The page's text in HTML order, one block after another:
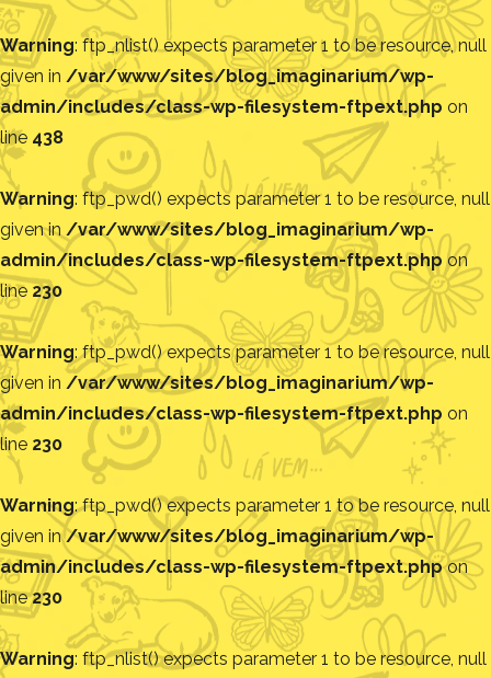
Warning: ftp_nlist() expects parameter 1 to be resource, null
given in /var/www/sites/blog_imaginarium/wp-
admin/includes/class-wp-filesystem-ftpext.php on
line 438
Warning: ftp_pwd() expects parameter 1 to be resource, null
given in /var/www/sites/blog_imaginarium/wp-
admin/includes/class-wp-filesystem-ftpext.php on
line 230
Warning: ftp_pwd() expects parameter 1 to be resource, null
given in /var/www/sites/blog_imaginarium/wp-
admin/includes/class-wp-filesystem-ftpext.php on
line 230
Warning: ftp_pwd() expects parameter 1 to be resource, null
given in/var/www/sites/blog_imaginarium/wp-
admin/includes/class-wp-filesystem-ftpext.phpon
line230
Warning: ftp_nlist() expects parameter 1 to be resource, null